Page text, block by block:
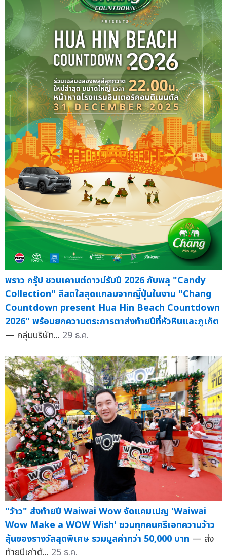
พราว กรุ๊ป ชวนเคานต์ดาวน์รับปี 2026 กับพลุ "Candy
Collection" สีสดใสสุดแกลมจากญี่ปุ่นในงาน "Chang
Countdown present Hua Hin Beach Countdown
2026" พร้อมยกความตระการตาส่งท้ายปีที่หัวหินและภูเก็ต
— กลุ่มบริษัท... 29 ธ.ค.
"ว้าว" ส่งท้ายปี Waiwai Wow จัดแคมเปญ 'Waiwai
Wow Make a WOW Wish' ชวนทุกคนครีเอทความว้าว
ลุ้นของรางวัลสุดพิเศษ รวมมูลค่ากว่า 50,000 บาท — ส่ง
ท้ายปีเก่าต้... 25 ธ.ค.